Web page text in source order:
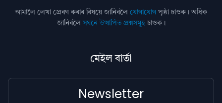
আমালৈ লেখা প্ৰেৰণ কৰাৰ বিষয়ে জানিবলৈ যোগাযোগ পৃষ্ঠা চাওক। অধিক
জানিবলৈসঘনে উত্থাপিত প্ৰশ্নসমূহচাওক।
মেইল বাৰ্তা
Newsletter